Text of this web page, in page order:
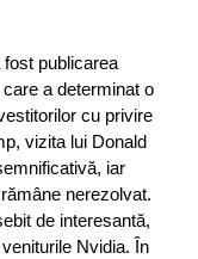
fost publicarea
a determinat o
cu privire
vizita lui Donald
iar
nerezolvat.
de interesantă,
Nvidia. În